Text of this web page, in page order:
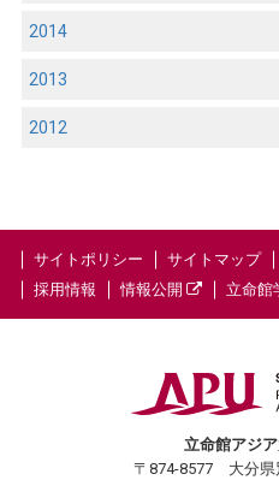
2014
2013
2012
サイトポリシー サイトマップ
採用情報
情報公開 立命館
立命館アジ
〒874-8577 大分県